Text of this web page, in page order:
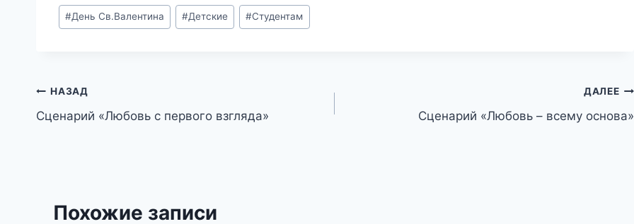
Метки
записи:
#День Св.Валентина #Детские #Студентам
Навигация
по
НАЗАД
Сценарий «Любовь с первого взгляда»
ДАЛЕЕ
Сценарий «Любовь – всему основа»
Похожие записи